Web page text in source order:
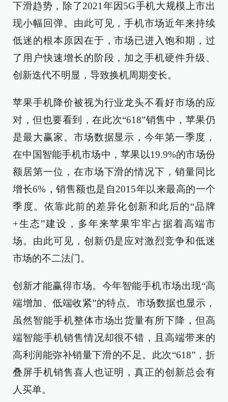
下滑趋势，除了2021年因5G手机大规模上市出
现小幅回弹。由此可见，手机市场近年来持续
低迷的根本原因在于，市场已进入饱和期，过
了用户快速增长的阶段，加之手机硬件升级、
创新迭代不明显，导致换机周期变长。
苹果手机降价被视为行业龙头不看好市场的应
对，但也要看到，在此次“618”销售中，苹果仍
是最大赢家。市场数据显示，今年第一季度，
在中国智能手机市场中，苹果以19.9%的市场份
额居第一位，在市场下滑的情况下，销量同比
增长6%，销售额也是自2015年以来最高的一个
季度。依靠此前的差异化创新和此后的“品牌
+生态”建设，多年来苹果牢牢占据着高端市
场。由此可见，创新仍是应对激烈竞争和低迷
市场的不二法门。
创新才能赢得市场。今年智能手机市场出现“高
端增加、低端收紧”的特点。市场数据也显示，
虽然智能手机整体市场出货量有所下降，但高
端智能手机销售情况却很不错，且高端带来的
高利润能弥补销量下滑的不足。此次“618”，折
叠屏手机销售喜人也证明，真正的创新总会有
人买单。